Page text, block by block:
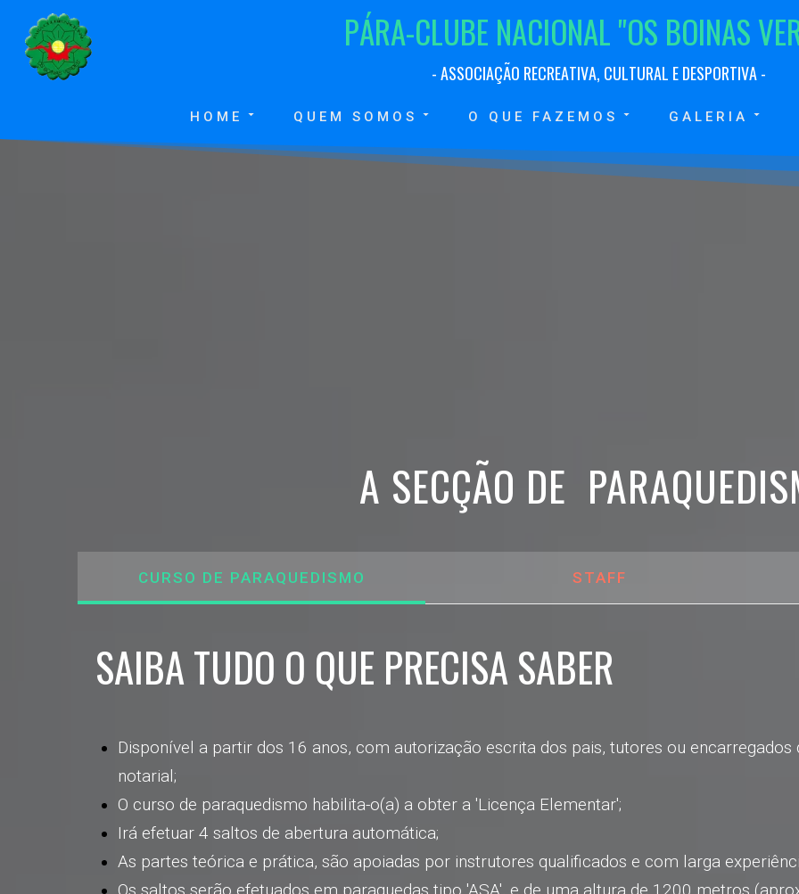
PÁRA-CLUBE NACIONAL"OS BOINASVE
- ASSOCIAÇÃO RECREATIVA, CULTURAL EDESPORTIVA-
HOME QUEM SOMOS O QUE FAZEMOS GALERIA
A SECÇÃO DE
CURSO DE PARAQUEDISMO STAFF
SAIBA TUDO O QUE PRECISA SABER
Disponível a partir dos 16 anos, com autorização escrita dos pais, tutores ou
notarial;
O curso de paraquedismo habilita-o(a) a obter a 'Licença Elementar';
Irá efetuar 4 saltos de abertura automática;
As partes teórica e prática, são apoiadas por instrutores qualificados e com larga
Os saltos serão efetuados em paraquedas tipo 'ASA', e de uma altura de 1200 metros